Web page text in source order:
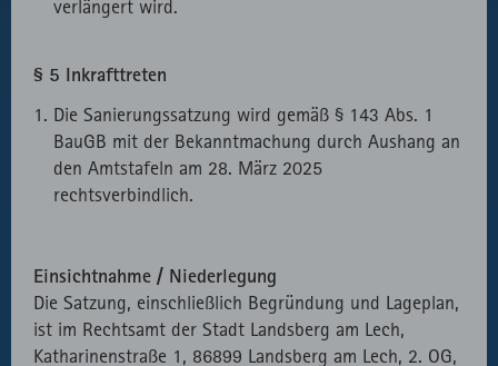
verlängert wird.
§ 5 Inkrafttreten
Die Sanierungssatzung wird gemäß § 143 Abs. 1
BauGB mit der Bekanntmachung durch Aushang an
den Amtstafeln am 28. März 2025
rechtsverbindlich.
Einsichtnahme / Niederlegung
Die Satzung, einschließlich Begründung und Lageplan,
ist im Rechtsamt der Stadt Landsberg am Lech,
Katharinenstraße 1, 86899 Landsberg am Lech, 2. OG,